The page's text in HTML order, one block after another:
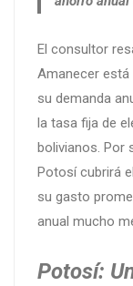
El consultor
Amanecer está
su demanda
la tasa fija de
bolivianos. Por
Potosí cubrirá
su gasto
anual mucho
Potosí: